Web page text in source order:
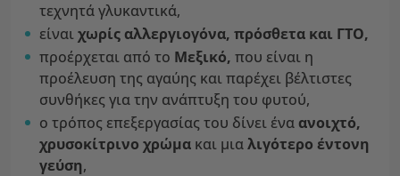
τεχνητά γλυκαντικά,
είναιχωρίς αλλεργιογόνα, πρόσθετα και ΓΤΟ,
προέρχεται από το Μεξικό, που είναι η
προέλευση της αγαύης και παρέχει βέλτιστες
συνθήκες για την ανάπτυξη του φυτού,
ο τρόπος επεξεργασίας του δίνει ένα ανοιχτό,
χρυσοκίτρινο χρώμα και μιαλιγότερο έντονη
γεύση,